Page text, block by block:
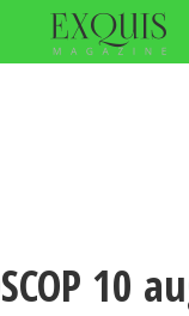
10